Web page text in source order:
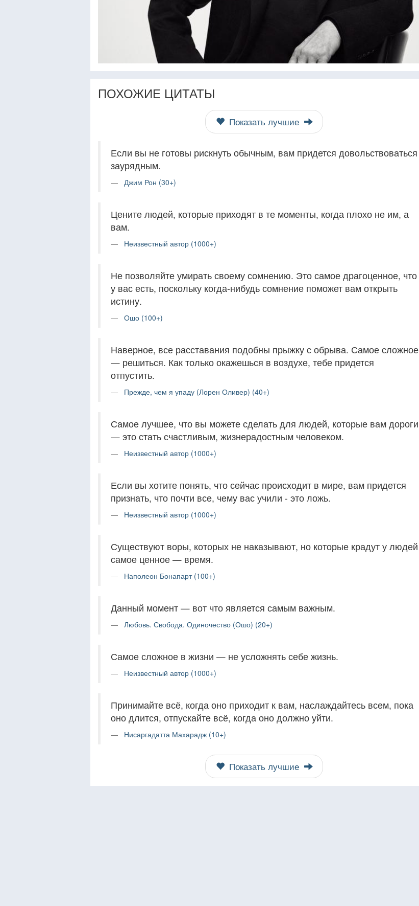
ПОХОЖИЕ ЦИТАТЫ
Показать лучшие
Если вы не готовы рискнуть обычным, вам придется довольствоваться
заурядным.
Джим Рон (30+)
Цените людей, которые приходят в те моменты, когда плохо не им, а
вам.
Неизвестный автор (1000+)
Не позволяйте умирать своему сомнению. Это самое драгоценное, что
у вас есть, поскольку когда-нибудь сомнение поможет вам открыть
истину.
Ошо (100+)
Наверное, все расставания подобны прыжку с обрыва. Самое сложное
— решиться. Как только окажешься в воздухе, тебе придется
отпустить.
Прежде, чем я упаду (Лорен Оливер) (40+)
Самое лучшее, что вы можете сделать для людей, которые вам дороги
— это стать счастливым, жизнерадостным человеком.
Неизвестный автор (1000+)
Если вы хотите понять, что сейчас происходит в мире, вам придется
признать, что почти все, чему вас учили - это ложь.
Неизвестный автор (1000+)
Существуют воры, которых не наказывают, но которые крадут у людей
самое ценное — время.
Наполеон Бонапарт (100+)
Данный момент — вот что является самым важным.
Любовь. Свобода. Одиночество (Ошо) (20+)
Самое сложное в жизни — не усложнять себе жизнь.
Неизвестный автор (1000+)
Принимайте всё, когда оно приходит к вам, наслаждайтесь всем, пока
оно длится, отпускайте всё, когда оно должно уйти.
Нисаргадатта Махарадж (10+)
Показать лучшие